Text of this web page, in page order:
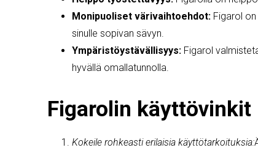
Monipuoliset värivaihtoehdot: Figarol
sinulle sopivan sävyn.
Ympäristöystävällisyys: Figarol
hyvällä omallatunnolla.
Figarolin käyttövinkit
Kokeile rohkeasti erilaisia käyttötarkoituksia: